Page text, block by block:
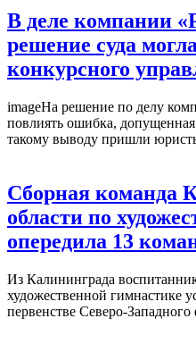
В деле компании
решение суда
конкурсного
imageНа решение по делу
повлиять ошибка,
такому выводу пришли
Сборная команда
области по
опередила 13
Из Калининграда
художественной гимнастике
первенстве Северо-